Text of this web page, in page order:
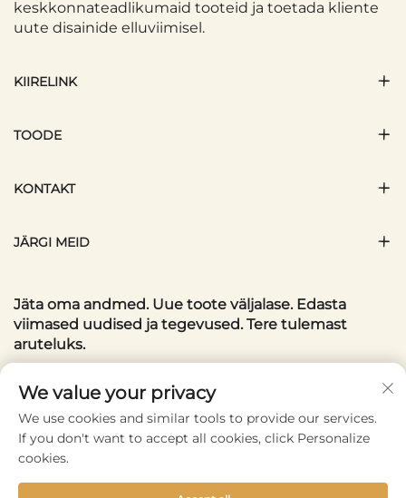
keskkonnateadlikumaid tooteid ja toetada kliente
uute disainide elluviimisel.
KIIRELINK
TOODE
KONTAKT
JÄRGI MEID
Jäta oma andmed. Uue toote väljalase. Edasta
viimased uudised ja tegevused. Tere tulemast
aruteluks.
Teie meiliaadress
Subscribe
We value your privacy
We use cookies and similar tools to provide our services.
If you don't want to accept all cookies, click Personalize
cookies.